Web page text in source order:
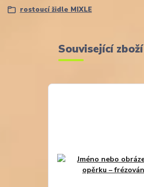
rostoucí židle MIXLE
Související zboží